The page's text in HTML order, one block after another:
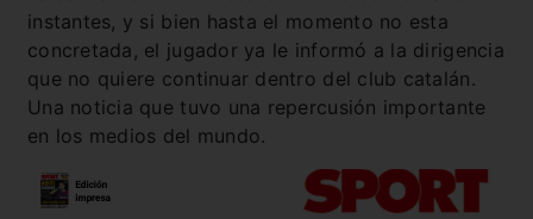
instantes, y si bien hasta el momento no esta
concretada, el jugador ya le informó a la dirigencia
que no quiere continuar dentro del club catalán.
Una noticia que tuvo una repercusión importante
en los medios del mundo.